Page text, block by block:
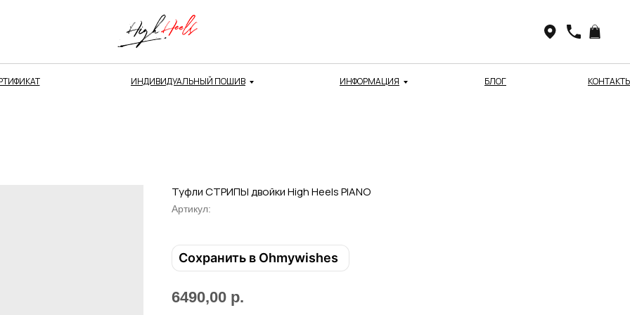
ИНДИВИДУАЛЬНЫЙ ПОШИВ ИНФОРМАЦИЯ БЛОГ
Туфли СТРИПЫ двойки High Heels PIANO
Артикул:
Сохранить в Ohmywishes
6490,00 р.